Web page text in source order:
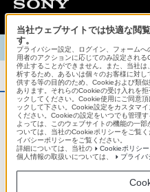
TOP 商品
商品概要
アフターサービス
オーバーシーズモ
地域で共通の保
当社ウェブサイトでは快適な閲
す。
プライバシー設定、ログイン、フォーム
用者のアクションに応じてのみ設定され
停止することができません。また、当社
析するため、あるいは個々のお客様に対
供する等の目的のため、Cookieおよび類
あります。それらのCookieの受け入れを
ックしてください。Cookie使用にご同意
ックして下さい。Cookie設定をカスタマ
ください。Cookieの設定をいつでも管理
よっては、このウェブサイトの機能の一
ついては、当社のCookieポリシーをご覧
イバシーポリシーをご覧ください。
詳細については、当社の
Cookieポリシー
個人情報の取扱いについては、
プライバ